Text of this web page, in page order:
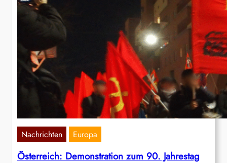
Nachrichten Europa
Österreich: Demonstration zum 90. Jahrestag